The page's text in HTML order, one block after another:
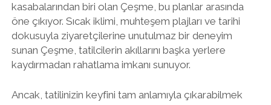
kasabalarından biri olan Çeşme, bu planlar arasında
öne çıkıyor. Sıcak iklimi, muhteşem plajları ve tarihi
dokusuyla ziyaretçilerine unutulmaz bir deneyim
sunan Çeşme, tatilcilerin akıllarını başka yerlere
kaydırmadan rahatlama imkanı sunuyor.
Ancak, tatilinizin keyfini tam anlamıyla çıkarabilmek